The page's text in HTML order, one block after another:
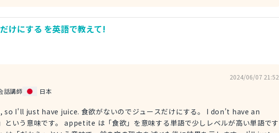
clearly. 前列の方、中腰になってください、そうすれば皆がはっきりと見えま
けにする を英語で教えて!
話講師
日本
2024/06/07 21:52
have juice. 食欲がないのでジュースだけにする。 I don't have an
いう意味です。 appetite は「食欲」を意味する単語で少しレベルが高い単語です